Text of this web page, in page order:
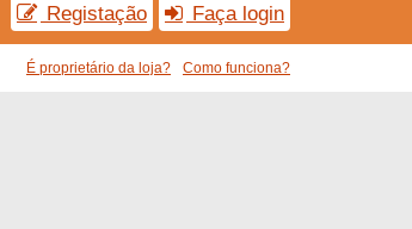
Registação Faça login
É proprietário da loja? Como funciona?